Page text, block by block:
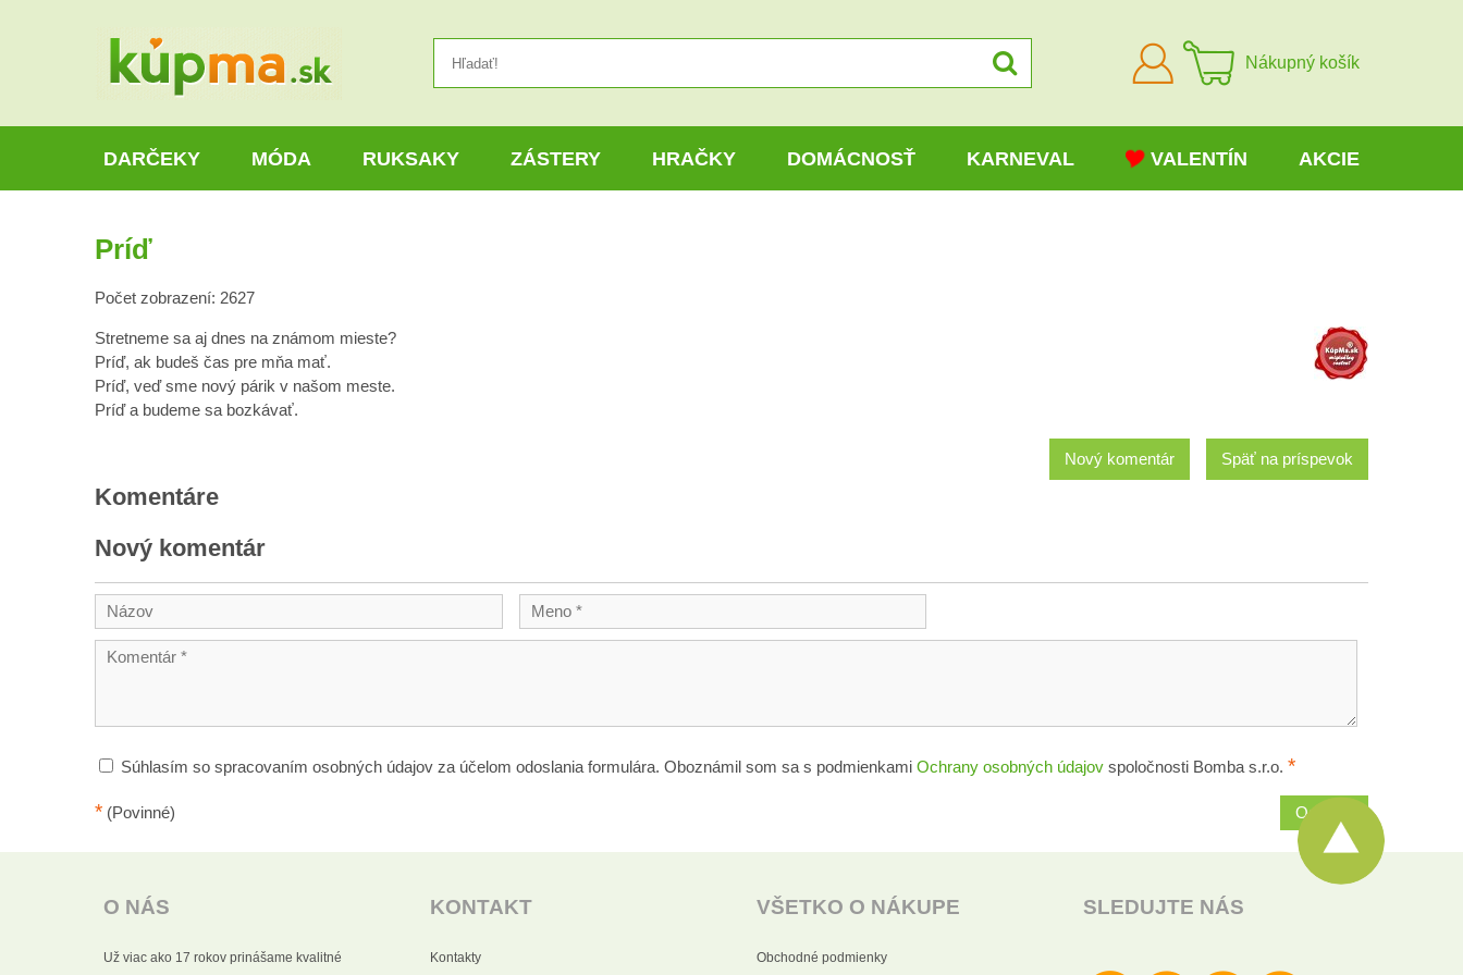
Prihlásiť
sa
Nákupný košík
DARČEKY MÓDA RUKSAKY ZÁSTERY HRAČKY DOMÁCNOSŤ KARNEVAL VALENTÍN AKCIE
Príď
Počet zobrazení: 2627
Stretneme sa aj dnes na známom mieste?
Príď, ak budeš čas pre mňa mať.
Príď, veď sme nový párik v našom meste.
Príď a budeme sa bozkávať.
Späť na príspevok
Nový komentár
Komentáre
Nový komentár
Súhlasím so spracovaním osobných údajov za účelom odoslania formulára. Oboznámil som sa s podmienkami Ochrany osobných údajov spoločnosti Bomba s.r.o. *
* (Povinné) Odoslať
O NÁS
Už viac ako 17 rokov prinášame kvalitné
KONTAKT
Kontakty
VŠETKO O NÁKUPE
Obchodné podmienky
SLEDUJTE NÁS